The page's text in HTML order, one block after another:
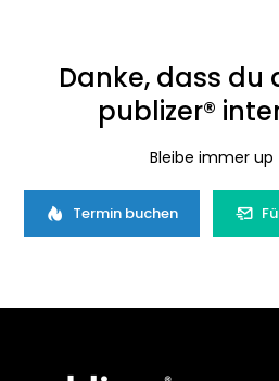
Danke, dass du
publizer®
Bleibe immer
Termin buchen